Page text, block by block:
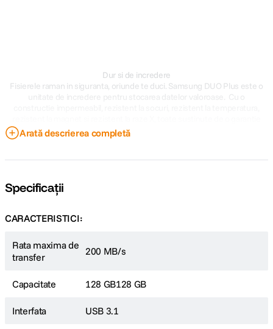
Dur si de incredere
Fisierele raman in siguranta, oriunde te duci. Samsung DUO Plus este o
unitate de incredere pentru stocarea datelor valoroase. Cu o
limitata de 5 ani.
Arată descrierea completă
Specificații
CARACTERISTICI:
Rata maxima de
transfer
200 MB/s
Capacitate 128 GB128 GB
Interfata USB 3.1